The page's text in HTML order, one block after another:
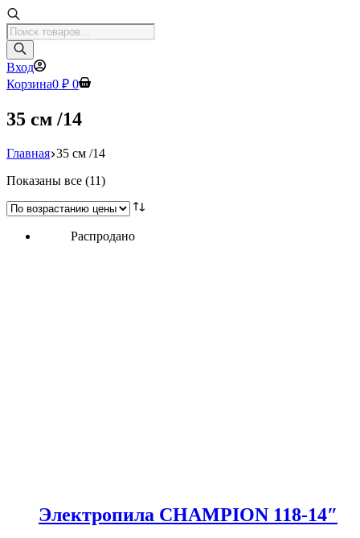
Поиск
товаров
Вход
Корзина0 ₽ 0
35 см /14
Главная 35 см /14
Показаны все (11)Цены:
возрастанию
Распродано
Электропила CHAMPION 118-14″